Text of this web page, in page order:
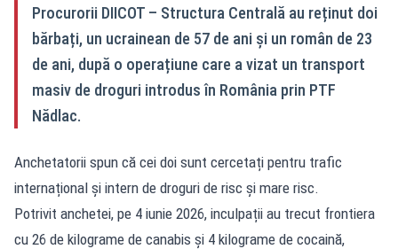
Procurorii DIICOT – Structura Centrală au reținut doi
bărbați, un ucrainean de 57 de ani și un român de 23
de ani, după o operațiune care a vizat un transport
masiv de droguri introdus în România prin PTF
Nădlac.
Anchetatorii spun că cei doi sunt cercetați pentru trafic
internațional și intern de droguri de risc și mare risc.
Potrivit anchetei, pe 4 iunie 2026, inculpații au trecut frontiera
cu 26 de kilograme de canabis și 4 kilograme de cocaină,